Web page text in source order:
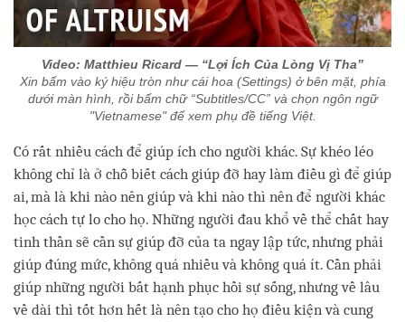
Video: Matthieu Ricard — “Lợi Ích Của Lòng Vị Tha”
Xin bấm vào ký hiệu tròn như cái hoa (Settings) ở bên mặt, phía
dưới màn hình, rồi bấm chữ “Subtitles/CC” và chọn ngôn ngữ
"Vietnamese" để xem phụ đề tiếng Việt.
Có rất nhiều cách để giúp ích cho người khác. Sự khéo léo
không chỉ là ở chỗ biết cách giúp đỡ hay làm điều gì để giúp
ai, mà là khi nào nên giúp và khi nào thì nên để người khác
học cách tự lo cho họ. Những người đau khổ về thể chất hay
tinh thần sẽ cần sự giúp đỡ của ta ngay lập tức, nhưng phải
giúp đúng mức, không quá nhiều và không quá ít. Cần phải
giúp những người bất hạnh phục hồi sự sống, nhưng về lâu
về dài thì tốt hơn hết là nên tạo cho họ điều kiện và cung